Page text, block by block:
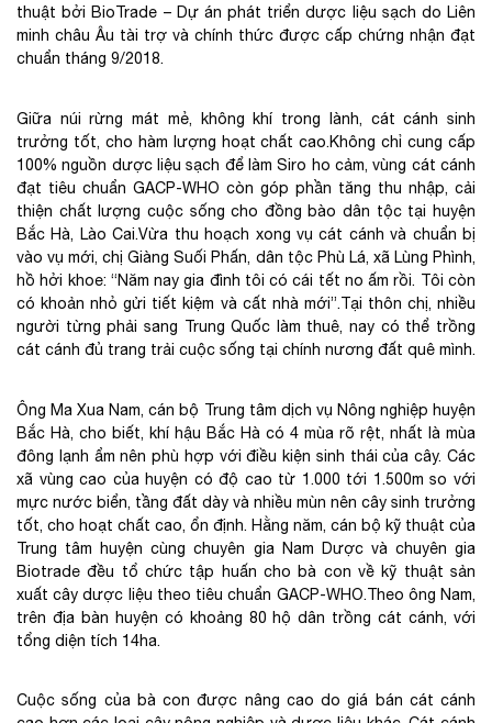
thuật bởi BioTrade – Dự án phát triển dược liệu sạch do Liên
minh châu Âu tài trợ và chính thức được cấp chứng nhận đạt
chuẩn tháng 9/2018.
Giữa núi rừng mát mẻ, không khí trong lành, cát cánh sinh
trưởng tốt, cho hàm lượng hoạt chất cao.Không chỉ cung cấp
100% nguồn dược liệu sạch để làm Siro ho cảm, vùng cát cánh
đạt tiêu chuẩn GACP-WHO còn góp phần tăng thu nhập, cải
thiện chất lượng cuộc sống cho đồng bào dân tộc tại huyện
Bắc Hà, Lào Cai.Vừa thu hoạch xong vụ cát cánh và chuẩn bị
vào vụ mới, chị Giàng Suối Phấn, dân tộc Phù Lá, xã Lùng Phình,
hồ hởi khoe: “Năm nay gia đình tôi có cái tết no ấm rồi. Tôi còn
có khoản nhỏ gửi tiết kiệm và cất nhà mới”.Tại thôn chị, nhiều
người từng phải sang Trung Quốc làm thuê, nay có thể trồng
cát cánh đủ trang trải cuộc sống tại chính nương đất quê mình.
Ông Ma Xua Nam, cán bộ Trung tâm dịch vụ Nông nghiệp huyện
Bắc Hà, cho biết, khí hậu Bắc Hà có 4 mùa rõ rệt, nhất là mùa
đông lạnh ẩm nên phù hợp với điều kiện sinh thái của cây. Các
xã vùng cao của huyện có độ cao từ 1.000 tới 1.500m so với
mực nước biển, tầng đất dày và nhiều mùn nên cây sinh trưởng
tốt, cho hoạt chất cao, ổn định. Hằng năm, cán bộ kỹ thuật của
Trung tâm huyện cùng chuyên gia Nam Dược và chuyên gia
Biotrade đều tổ chức tập huấn cho bà con về kỹ thuật sản
xuất cây dược liệu theo tiêu chuẩn GACP-WHO.Theo ông Nam,
trên địa bàn huyện có khoảng 80 hộ dân trồng cát cánh, với
tổng diện tích 14ha.
Cuộc sống của bà con được nâng cao do giá bán cát cánh